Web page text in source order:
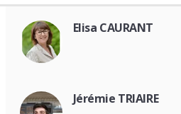
Elisa CAURANT
Jérémie TRIAIRE